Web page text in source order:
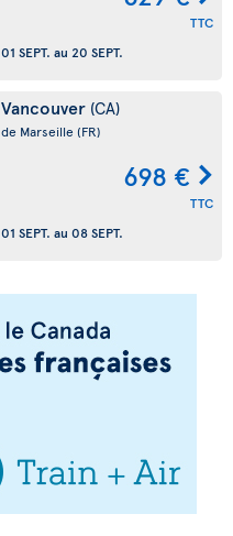
TTC
01 SEPT. au 20 SEPT.
Vancouver (CA)
de Marseille (FR)
698 €
TTC
01 SEPT. au 08 SEPT.